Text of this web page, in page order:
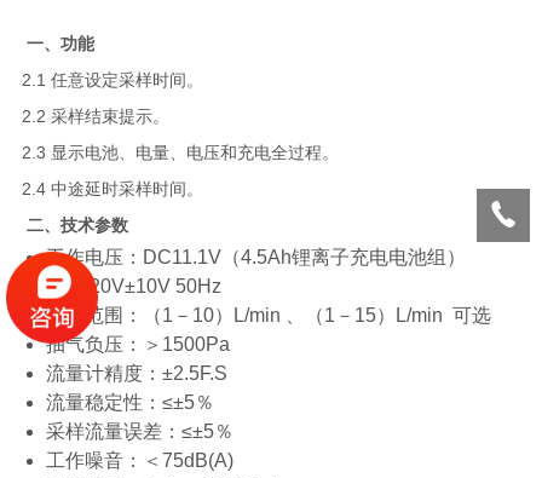
一、功能
2.1 任意设定采样时间。
2.2 采样结束提示。
2.3 显示电池、电量、电压和充电全过程。
2.4 中途延时采样时间。
二、技术参数
工作电压：DC11.1V（4.5Ah锂离子充电电池组）
AC220V±10V 50Hz
流量范围：（1－10）L/min 、（1－15）L/min 可选
抽气负压：＞1500Pa
流量计精度：±2.5F.S
流量稳定性：≤±5％
采样流量误差：≤±5％
工作噪音：＜75dB(A)